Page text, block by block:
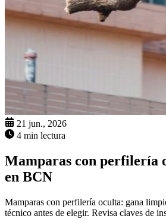
21 jun., 2026
4 min lectura
Mamparas con perfilería
en BCN
Mamparas con perfilería oculta: gana
técnico antes de elegir. Revisa claves de